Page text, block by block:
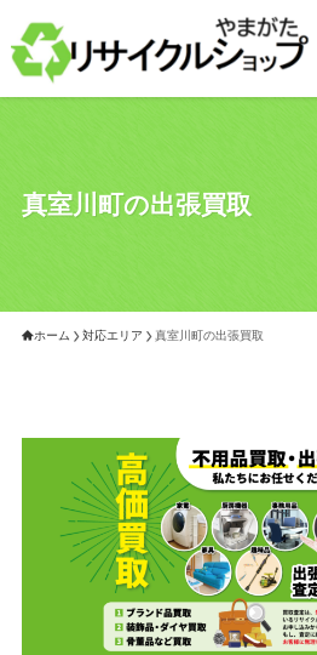
真室川町の出張買取
ホーム 対応エリア 真室川町の出張買取